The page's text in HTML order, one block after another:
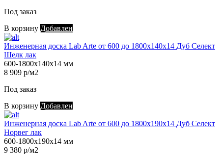
Под заказ
В корзину Добавлен
Инженерная доска Lab Arte от 600 до 1800х140х14 Дуб Селект
Шелк лак
600-1800х140х14 мм
8 909 р/м2
Под заказ
В корзину Добавлен
Инженерная доска Lab Arte от 600 до 1800х190х14 Дуб Селект
Норвег лак
600-1800х190х14 мм
9 380 р/м2